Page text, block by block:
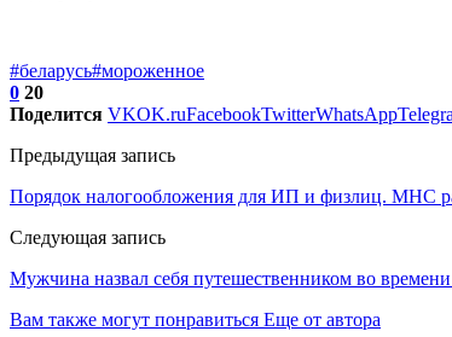
#беларусь#мороженное
0 20
Поделится VKOK.ruFacebookTwitterWhatsApp
Предыдущая запись
Порядок налогообложения для ИП и физлиц. МНС
Следующая запись
Мужчина назвал себя путешественником во
Вам также могут понравиться Еще от автора